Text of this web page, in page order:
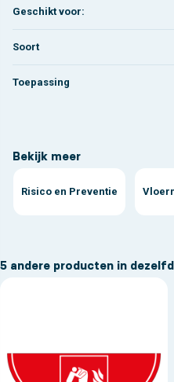
Geschikt voor:
Soort
Toepassing
Bekijk meer
Risico en Preventie
5 andere producten in